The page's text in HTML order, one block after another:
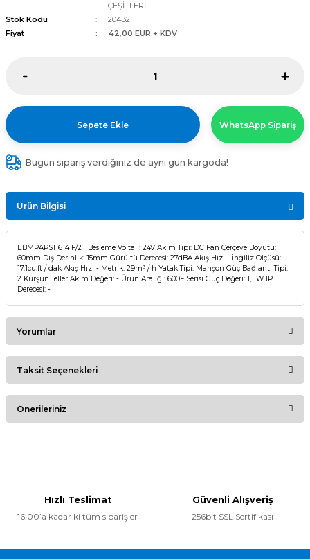
FANLAR
ÇEŞİTLERİ
Stok Kodu
20432
Fiyat
42,00 EUR + KDV
Sepete Ekle WhatsApp Sipariş
Bugün sipariş verdiğiniz de aynı gün kargoda!
Ürün Bilgisi
EBMPAPST 614 F/2 Besleme Voltajı: 24V Akım Tipi: DC Fan Çerçeve Boyutu:
60mm Dış Derinlik: 15mm Gürültü Derecesi: 27dBA Akış Hızı - İngiliz Ölçüsü:
17.1cu.ft / dak Akış Hızı - Metrik: 29m³ / h Yatak Tipi: Manşon Güç Bağlantı Tipi:
2 Kurşun Teller Akım Değeri: - Ürün Aralığı: 600F Serisi Güç Değeri: 1,1 W IP
Derecesi: -
Yorumlar
Bu ürüne ilk yorumu siz yapın!
Taksit Seçenekleri
Önerileriniz
Hızlı Teslimat
16:00’a kadar ki tüm siparişler
Güvenli Alışveriş
256bit SSL Sertifikası